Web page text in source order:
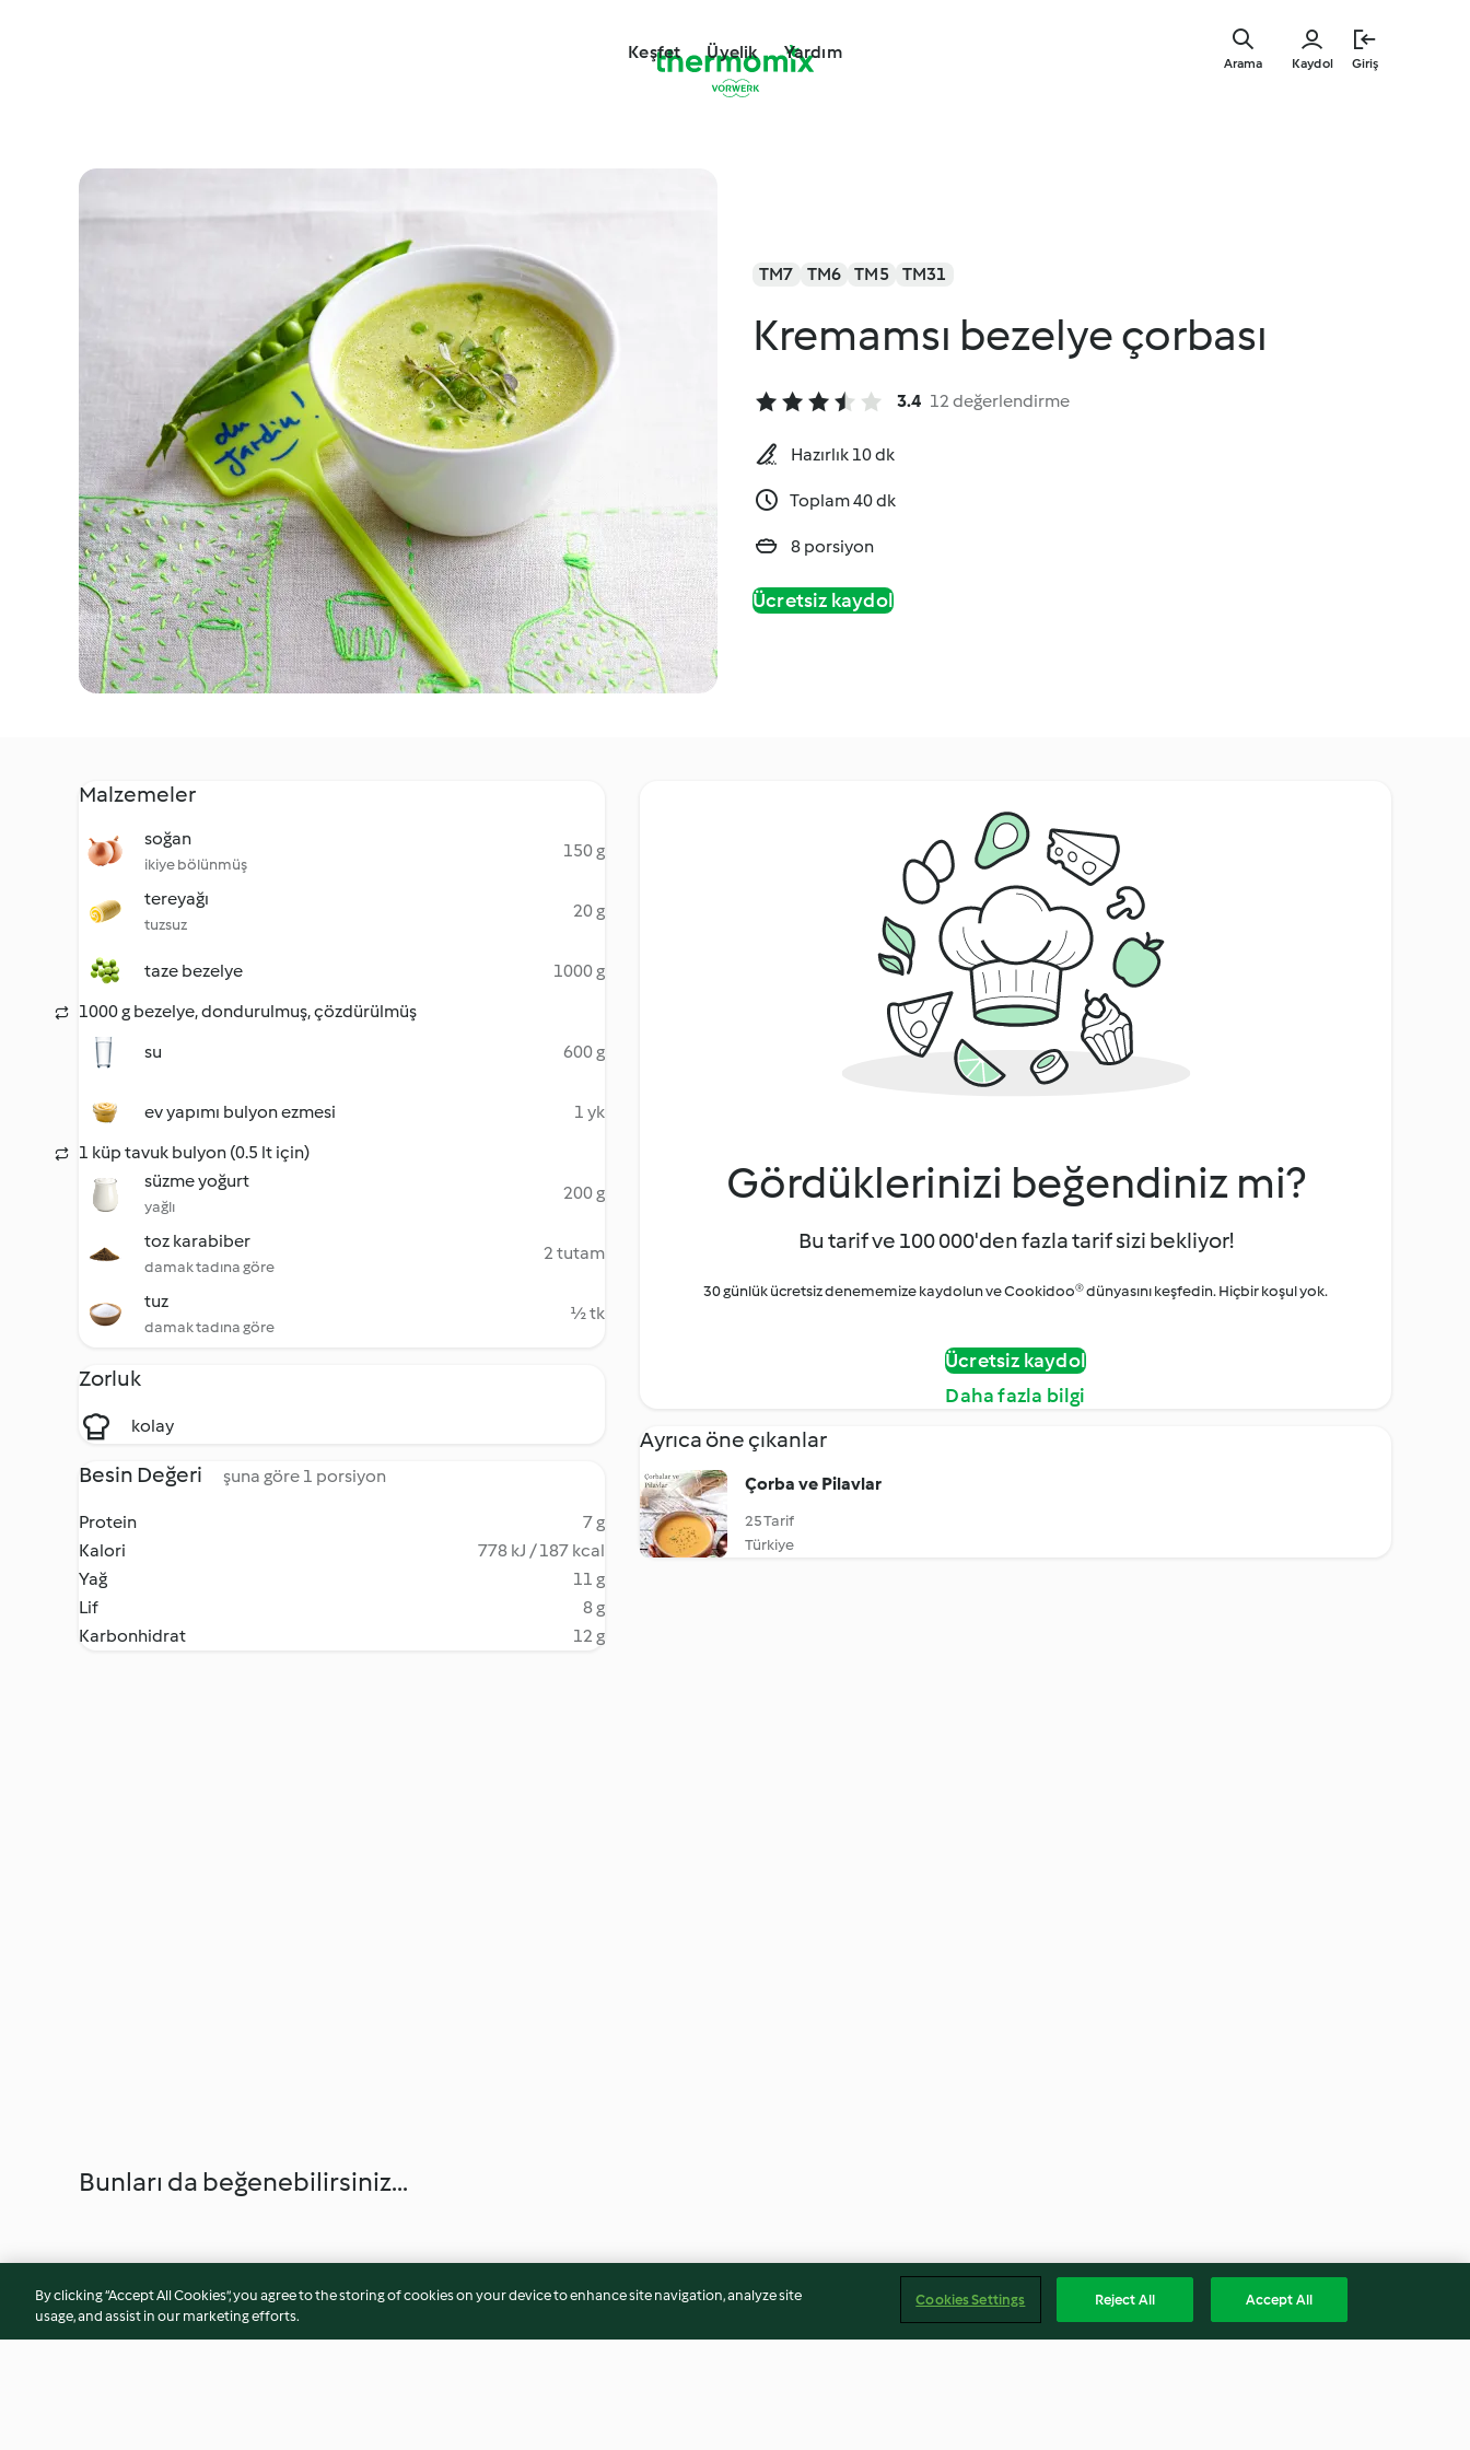
Keşfet Üyelik Yardım
Kaydol Giriş
Arama
TM7 TM6 TM5 TM31
Kremamsı bezelye çorbası
3.4 12 değerlendirme
Hazırlık 10 dk
Toplam 40 dk
8 porsiyon
Ücretsiz kaydol
Malzemeler
soğan
ikiye bölünmüş
150 g
tereyağı
tuzsuz
20 g
taze bezelye
1000 g
1000 g bezelye, dondurulmuş, çözdürülmüş
su
600 g
ev yapımı bulyon ezmesi
1 yk
1 küp tavuk bulyon (0.5 lt için)
süzme yoğurt
yağlı
200 g
toz karabiber
damak tadına göre
2 tutam
tuz
damak tadına göre
½ tk
Zorluk
kolay
Besin Değeri şuna göre 1 porsiyon
Protein
7 g
Kalori
778 kJ / 187 kcal
Yağ
11 g
Lif
8 g
Karbonhidrat
12 g
Gördüklerinizi beğendiniz mi?
Bu tarif ve 100 000'den fazla tarif sizi bekliyor!
30 günlük ücretsiz denememize kaydolun ve Cookidoo® dünyasını keşfedin. Hiçbir koşul yok.
Ücretsiz kaydol
Daha fazla bilgi
Ayrıca öne çıkanlar
Çorba ve Pilavlar
25 Tarif
Türkiye
Bunları da beğenebilirsiniz...
By clicking “Accept All Cookies”, you agree to the storing of cookies on your device to enhance site navigation, analyze site
usage, and assist in our marketing efforts.
Cookies Settings Reject All Accept All